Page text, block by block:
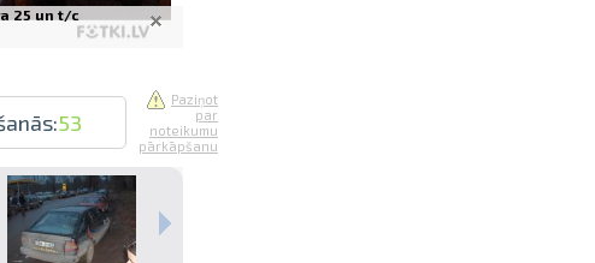
25 un t/c
53
Paziņot
par
noteikumu
pārkāpšanu